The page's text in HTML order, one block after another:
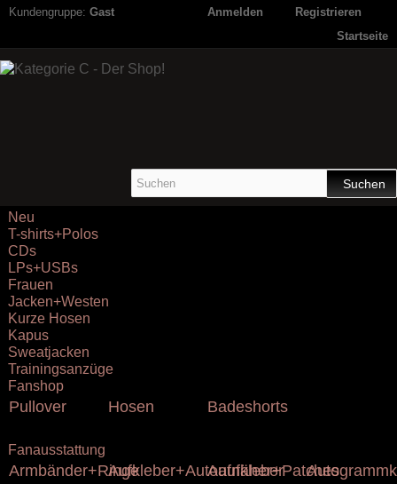
Kundengruppe: Gast Registrieren
Anmelden
Startseite
Suchen
Neu
T-shirts+Polos
CDs
LPs+USBs
Frauen
Jacken+Westen
Kurze Hosen
Kapus
Sweatjacken
Trainingsanzüge
Fanshop
Pullover Hosen Badeshorts
Fanausstattung
Armbänder+RingeAufkleber+Autoaufkleber
Aufnäher+Patches